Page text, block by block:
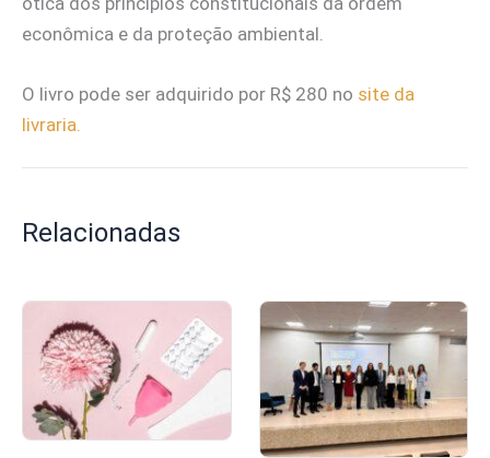
econômica e da proteção ambiental.
O livro pode ser adquirido por R$ 280 no site da
livraria.
Relacionadas